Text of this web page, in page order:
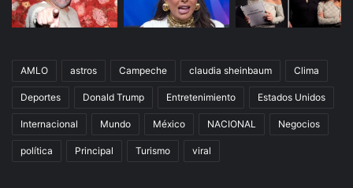
AMLO astros Campeche claudia sheinbaum Clima
Deportes Donald Trump Entretenimiento Estados Unidos
Internacional Mundo México NACIONAL Negocios
política Principal Turismo viral